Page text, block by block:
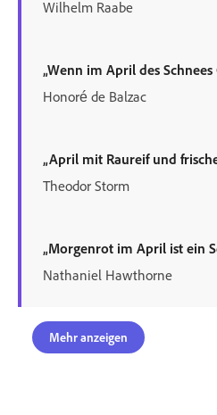
Wilhelm Raabe
„Wenn im April des
Honoré de Balzac
„April mit Raureif und
Theodor Storm
„Morgenrot im April ist ein
Nathaniel Hawthorne
Mehr anzeigen